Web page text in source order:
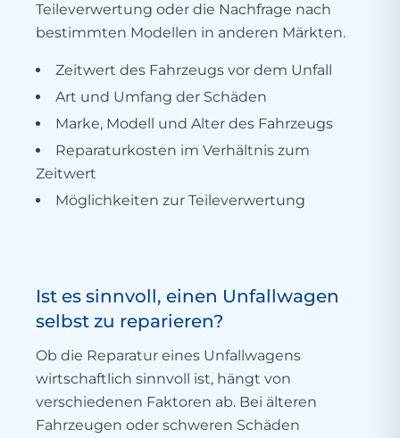
Teileverwertung oder die Nachfrage nach
bestimmten Modellen in anderen Märkten.
Zeitwert des Fahrzeugs vor dem Unfall
Art und Umfang der Schäden
Marke, Modell und Alter des Fahrzeugs
Reparaturkosten im Verhältnis zum
Zeitwert
Möglichkeiten zur Teileverwertung
Ist es sinnvoll, einen Unfallwagen
selbst zu reparieren?
Ob die Reparatur eines Unfallwagens
wirtschaftlich sinnvoll ist, hängt von
verschiedenen Faktoren ab. Bei älteren
Fahrzeugen oder schweren Schäden